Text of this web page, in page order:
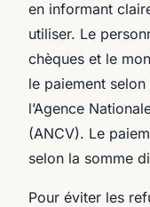
en informant
utiliser. Le
chèques et le
le paiement
l’Agence
(ANCV). Le
selon la somme
Pour éviter les